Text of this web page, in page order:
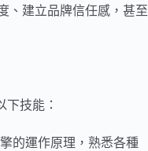
、建立品牌信任感，甚至
技能：
的運作原理，熟悉各種